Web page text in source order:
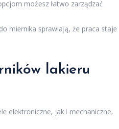
możesz łatwo zarządzać
miernika sprawiają, że praca staje
lakieru
elektroniczne, jak i mechaniczne,